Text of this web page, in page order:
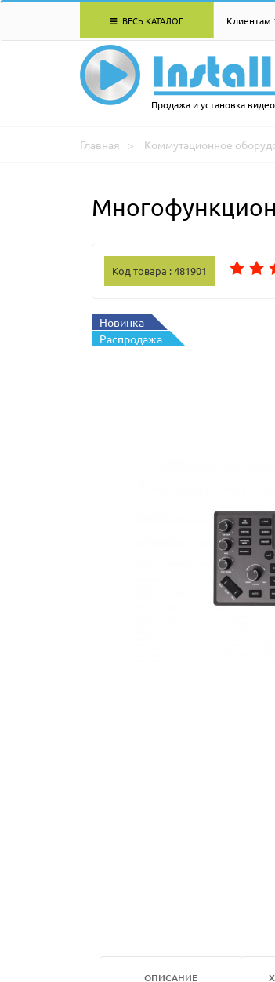
ВЕСЬ КАТАЛОГ Клиентам
Продажа и установка
Главная Коммутационное
Код товара : 481901
Новинка
Распродажа
ОПИСАНИЕ